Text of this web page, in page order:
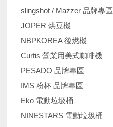
slingshot / Mazzer 品牌專區
JOPER 烘豆機
NBPKOREA 後燃機
Curtis 營業用美式咖啡機
PESADO 品牌專區
IMS 粉杯 品牌專區
Eko 電動垃圾桶
NINESTARS 電動垃圾桶